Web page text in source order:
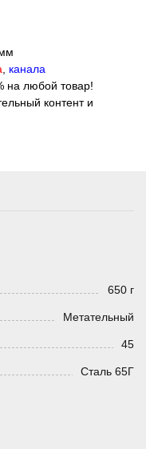
канала
на любой товар!
контент и
650 г
Метательный
45
Сталь 65Г